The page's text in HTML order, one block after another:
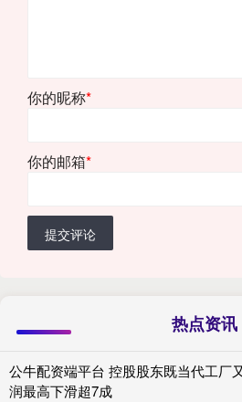
你的昵称*
你的邮箱*
提交评论
热点资讯
公牛配资端平台 控股股东既当代工厂
润最高下滑超7成